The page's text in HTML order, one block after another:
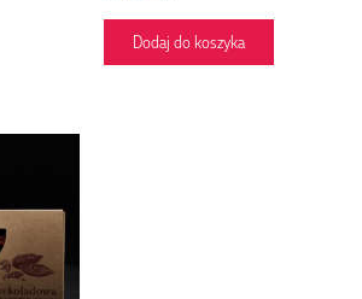
Dodaj do koszyka